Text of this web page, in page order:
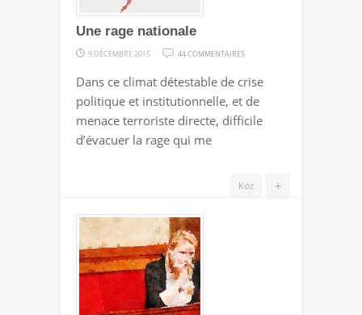
Une rage nationale
9 DÉCEMBRE 2015 44 COMMENTAIRES
RAGE
NATIONALE
Dans ce climat détestable de crise
politique et institutionnelle, et de
menace terroriste directe, difficile
d’évacuer la rage qui me
+
Koz